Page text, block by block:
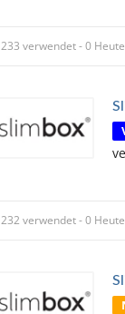
233 verwendet - 0 Heute
232 verwendet - 0 Heute